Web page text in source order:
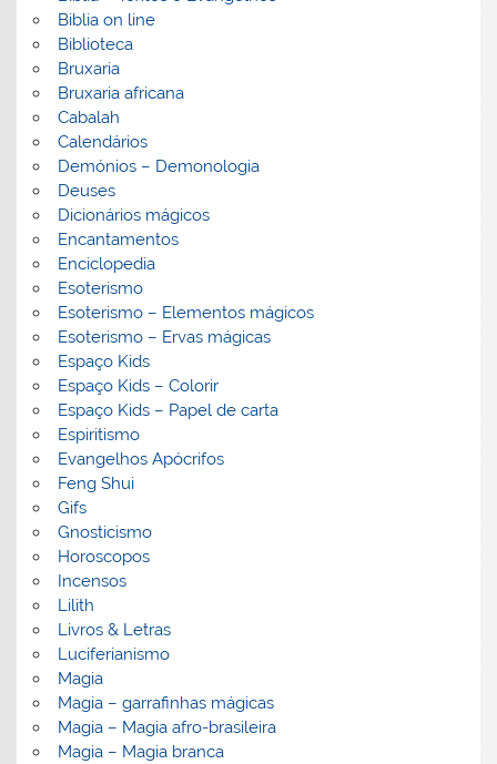
Biblia on line
Biblioteca
Bruxaria
Bruxaria africana
Cabalah
Calendários
Demónios – Demonologia
Deuses
Dicionários mágicos
Encantamentos
Enciclopedia
Esoterismo
Esoterismo – Elementos mágicos
Esoterismo – Ervas mágicas
Espaço Kids
Espaço Kids – Colorir
Espaço Kids – Papel de carta
Espiritismo
Evangelhos Apócrifos
Feng Shui
Gifs
Gnosticismo
Horoscopos
Incensos
Lilith
Livros & Letras
Luciferianismo
Magia
Magia – garrafinhas mágicas
Magia – Magia afro-brasileira
Magia – Magia branca